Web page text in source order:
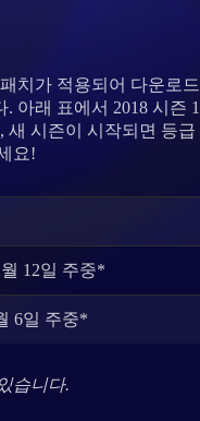
치가 적용되어 다운로드
아래 표에서 2018 시즌 1
새 시즌이 시작되면 등급
요!
12일 주중*
6일 주중*
습니다.